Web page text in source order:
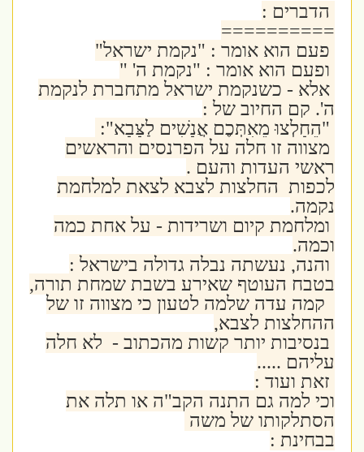
הדברים :
==========
פעם הוא אומר : "נקמת ישראל"
ופעם הוא אומר : "נקמת ה' "
אלא - כשנקמת ישראל מתחברת לנקמת
ה'. קם החיוב של :
"הֵחָלְצוּ מֵאִתְּכֶם אֲנָשִׁים לַצָּבָא":
מצווה זו חלה על הפרנסים והראשים
ראשי העדות והעם .
לכפות החלצות לצבא לצאת למלחמת
נקמה.
ומלחמת קיום ושרידות - על אחת כמה
וכמה.
והנה, נעשתה נבלה גדולה בישראל :
בטבח העוטף שאירע בשבת שמחת תורה,
קמה עדה שלמה לטעון כי מצווה זו של
ההחלצות לצבא,
בנסיבות יותר קשות מהכתוב - לא חלה
עליהם .....
זאת ועוד :
וכי למה גם התנה הקב"ה או תלה את
הסתלקותו של משה
בבחינת :